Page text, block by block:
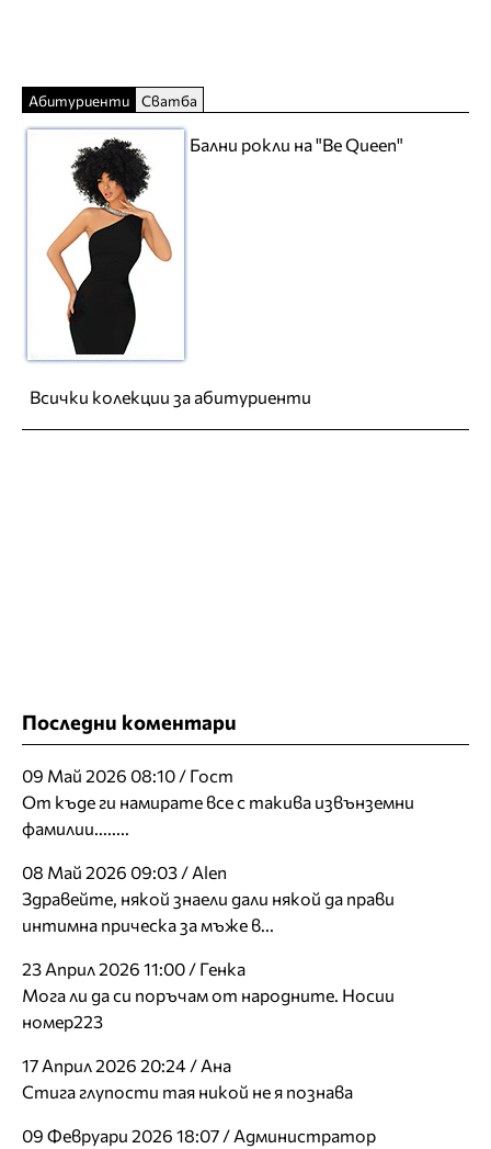
Абитуриенти Сватба
Бални рокли на "Be Queen"
Всички колекции за абитуриенти
Последни коментари
09 Май 2026 08:10 / Гост
От къде ги намирате все с такива извънземни
фамилии........
08 Май 2026 09:03 / Alen
Здравейте, някой знаели дали някой да прави
интимна прическа за мъже в...
23 Април 2026 11:00 / Генка
Мога ли да си поръчам от народните. Носии
номер223
17 Април 2026 20:24 / Ана
Стига глупости тая никой не я познава
09 Февруари 2026 18:07 / Администратор